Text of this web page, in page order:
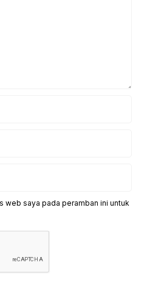
web saya pada peramban ini untuk